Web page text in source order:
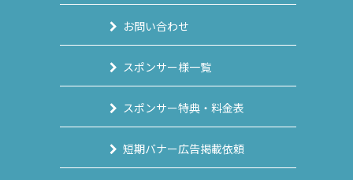
お問い合わせ
スポンサー様一覧
スポンサー特典・料金表
短期バナー広告掲載依頼